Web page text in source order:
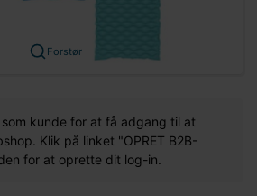
Forstør
kunde for at få adgang til at
Klik på linket "OPRET B2B-
for at oprette dit log-in.